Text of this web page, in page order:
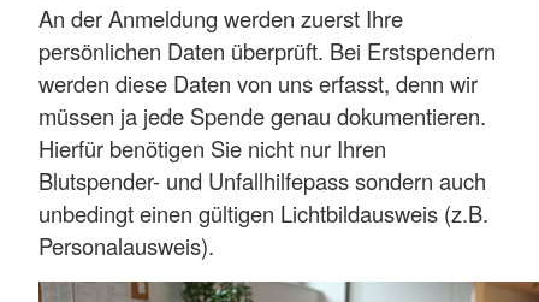
An der Anmeldung werden zuerst Ihre
persönlichen Daten überprüft. Bei Erstspendern
werden diese Daten von uns erfasst, denn wir
müssen ja jede Spende genau dokumentieren.
Hierfür benötigen Sie nicht nur Ihren
Blutspender- und Unfallhilfepass sondern auch
unbedingt einen gültigen Lichtbildausweis (z.B.
Personalausweis).